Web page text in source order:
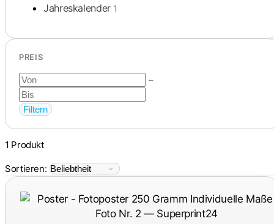
Jahreskalender 1
PREIS
–
Filtern
1 Produkt
Sortieren: